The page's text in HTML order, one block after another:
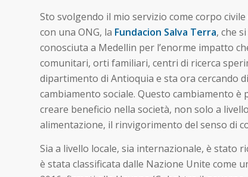
Sto svolgendo il mio servizio come corpo
con una ONG, la Fundacion Salva Terra, che
conosciuta a Medellin per l’enorme impatto
comunitari, orti familiari, centri di ricerca
dipartimento di Antioquia e sta ora cercando
cambiamento sociale. Questo cambiamento
creare beneficio nella società, non solo a
alimentazione, il rinvigorimento del senso di
Sia a livello locale, sia internazionale, è stato
è stata classificata dalle Nazione Unite come